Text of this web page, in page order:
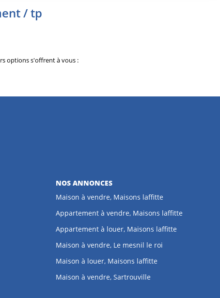
/ tp
options s'offrent à vous :
NOS ANNONCES
Maison à vendre, Maisons laffitte
Appartement à vendre, Maisons laffitte
Appartement à louer, Maisons laffitte
Maison à vendre, Le mesnil le roi
Maison à louer, Maisons laffitte
Maison à vendre, Sartrouville